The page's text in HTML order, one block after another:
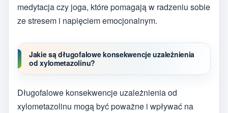
medytacja czy joga, które pomagają w radzeniu sobie
ze stresem i napięciem emocjonalnym.
Jakie są długofalowe konsekwencje uzależnienia
od xylometazolinu?
Długofalowe konsekwencje uzależnienia od
xylometazolinu mogą być poważne i wpływać na